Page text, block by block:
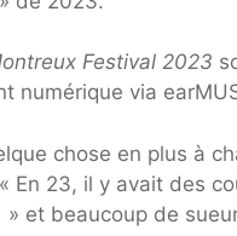
Festival 2023
numérique via
chose en plus à
En 23, il y avait des
» et beaucoup de